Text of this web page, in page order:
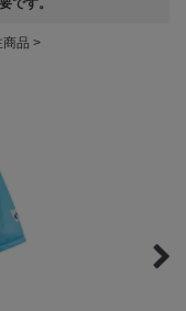
です。
商品